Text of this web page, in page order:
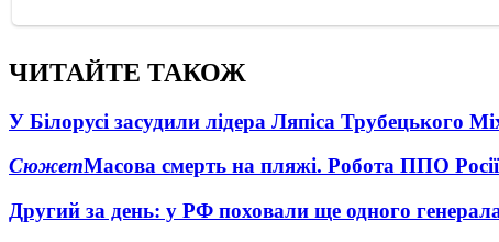
ЧИТАЙТЕ ТАКОЖ
У Білорусі засудили лідера Ляпіса Трубецького
СюжетМасова смерть на пляжі. Робота ППО Росії
Другий за день: у РФ поховали ще одного